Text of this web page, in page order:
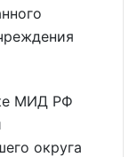
МИД РФ
округа